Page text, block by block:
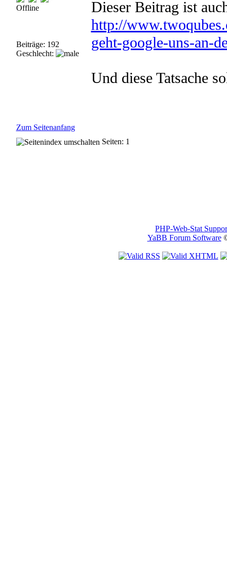
Offline
Beiträge: 192
Geschlecht:
Dieser Beitrag ist
http://
geht-google-uns-an-
Und diese Tatsache
Zum Seitenanfang
Seiten: 1
PHP-Web-Stat
YaBB Forum Software©